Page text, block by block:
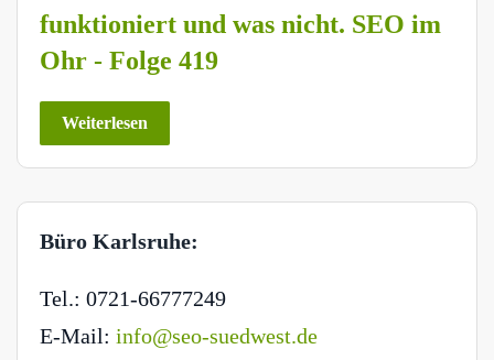
funktioniert und was nicht. SEO im
Ohr - Folge 419
Weiterlesen
Büro Karlsruhe:
Tel.: 0721-66777249
E-Mail: info@seo-suedwest.de